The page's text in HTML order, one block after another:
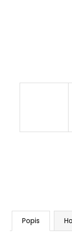
Popis